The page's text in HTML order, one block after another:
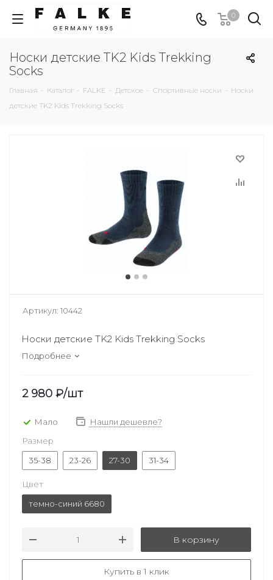
0
Носки детские TK2 Kids Trekking
Socks
Главная - Каталог - FALKE - Детское - Спортивные носки - Носки
детские TK2 Kids Trekking Socks
Артикул: 10442
Носки детские TK2 Kids Trekking Socks
Подробнее
2 980 ₽/шт
Мало
Нашли дешевле?
Размер
35-38
23-26 27-30 31-34
Цвет
темно-синий 6680
В корзину
Купить в 1 клик